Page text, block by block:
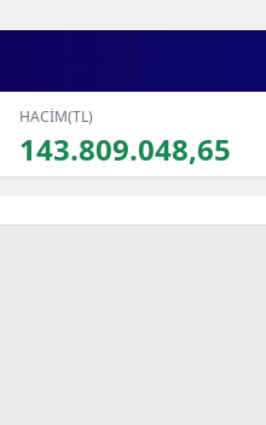
HACİM(TL)
143.809.048,65